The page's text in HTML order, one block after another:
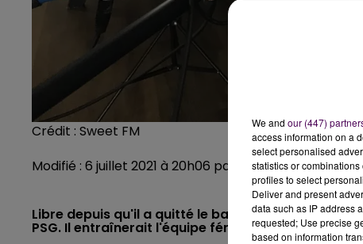
Crédit : Sweet FM
Modifié : 6 juillet 2021 à 20h06 par Clément Rohée
Libre depuis qu'il a quitté le banc du Mans FC en
PSG. Il entraînerait l'équipe féminine et
We and our (447)
access information on a
select personalised
statistics or
profiles to select
Deliver and present
data such as IP address
requested; Use precise
based on information